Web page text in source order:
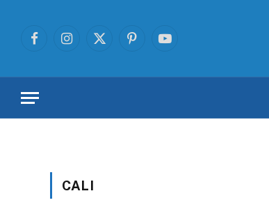
FacebookInstagram
X
PinterestYouTube
CALI